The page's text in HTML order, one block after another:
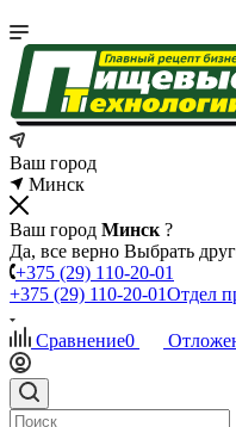
Ваш город
Минск
Ваш город Минск ?
Да, все верно Выбрать
+375 (29) 110-20-01
+375 (29) 110-20-01Отдел
Сравнение0